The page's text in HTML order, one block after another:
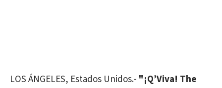
LOS ÁNGELES, Estados Unidos.- "¡Q’Viva! The